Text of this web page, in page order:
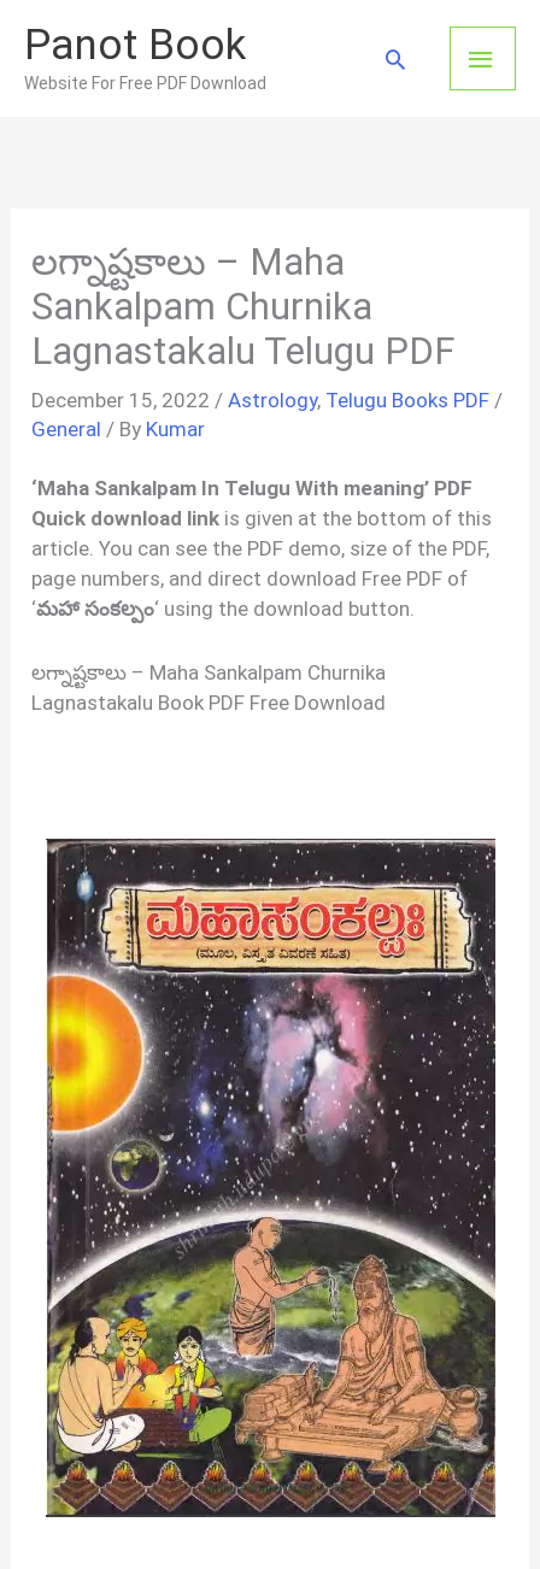
content
Panot Book
Website For Free PDF Download
Main
Search
లగ్నాష్టకాలు – Maha
Sankalpam Churnika
Lagnastakalu Telugu PDF
December 15, 2022 /Astrology, Telugu Books PDF /
General / By Kumar
‘Maha Sankalpam In Telugu With meaning’ PDF
Quick download link is given at the bottom of this
article. You can see the PDF demo, size of the PDF,
page numbers, and direct download Free PDF of
‘మహా సంకల్పం‘ using the download button.
లగ్నాష్టకాలు – Maha Sankalpam Churnika
Lagnastakalu Book PDF Free Download